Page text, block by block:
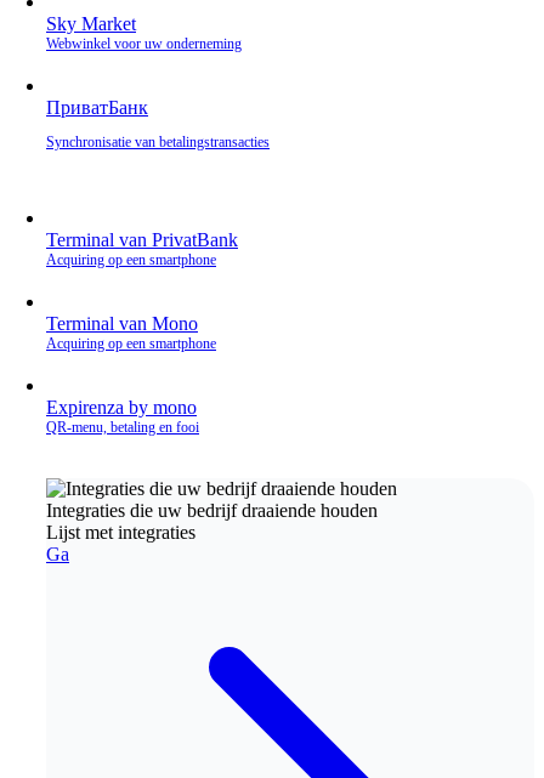
Sky Market
Webwinkel voor uw onderneming
ПриватБанк
Synchronisatie van betalingstransacties
Terminal van PrivatBank
Acquiring op een smartphone
Terminal van Mono
Acquiring op een smartphone
Expirenza by mono
QR‑menu, betaling en fooi
Integraties die uw bedrijf draaiende houden
Lijst met integraties
Ga